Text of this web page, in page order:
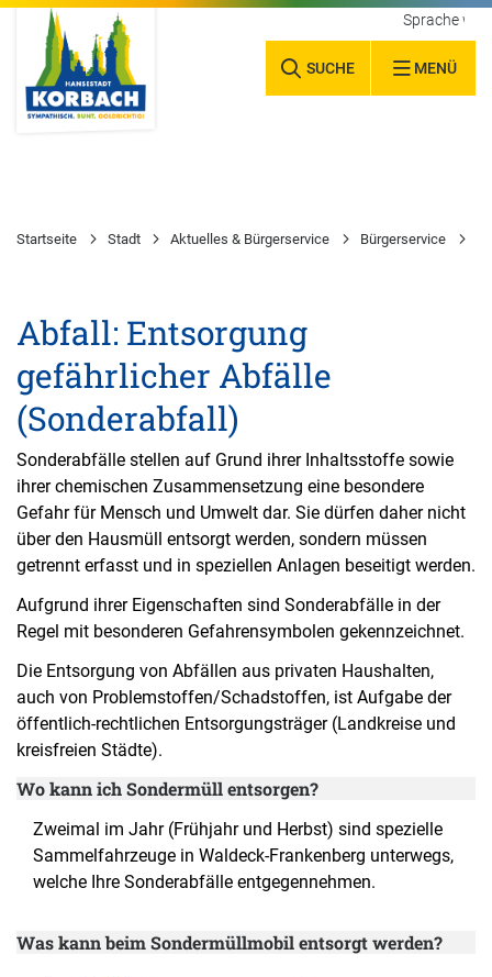
SUCHE MENÜ
Sprache
Startseite Stadt Aktuelles & Bürgerservice Bürgerservice
Abfall: Entsorgung
gefährlicher Abfälle
(Sonderabfall)
Sonderabfälle stellen auf Grund ihrer Inhaltsstoffe sowie
ihrer chemischen Zusammensetzung eine besondere
Gefahr für Mensch und Umwelt dar. Sie dürfen daher nicht
über den Hausmüll entsorgt werden, sondern müssen
getrennt erfasst und in speziellen Anlagen beseitigt werden.
Aufgrund ihrer Eigenschaften sind Sonderabfälle in der
Regel mit besonderen Gefahrensymbolen gekennzeichnet.
Die Entsorgung von Abfällen aus privaten Haushalten,
auch von Problemstoffen/Schadstoffen, ist Aufgabe der
öffentlich-rechtlichen Entsorgungsträger (Landkreise und
kreisfreien Städte).
Wo kann ich Sondermüll entsorgen?
Zweimal im Jahr (Frühjahr und Herbst) sind spezielle
Sammelfahrzeuge in Waldeck-Frankenberg unterwegs,
welche Ihre Sonderabfälle entgegennehmen.
Was kann beim Sondermüllmobil entsorgt werden?